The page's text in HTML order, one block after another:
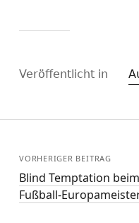
Veröffentlicht in
VORHERIGER BEITRAG
Blind Temptation
Fußball-